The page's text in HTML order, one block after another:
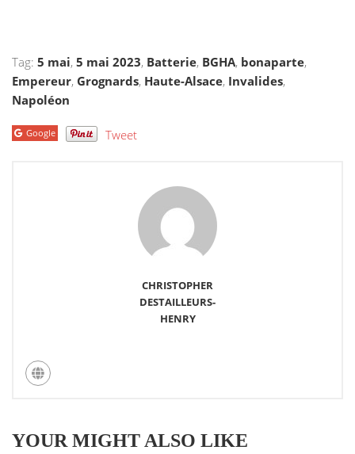
Tag: 5 mai, 5 mai 2023, Batterie, BGHA, bonaparte,
Empereur, Grognards, Haute-Alsace, Invalides,
Napoléon
Google Tweet
CHRISTOPHER
DESTAILLEURS-
HENRY
YOUR MIGHT ALSO LIKE